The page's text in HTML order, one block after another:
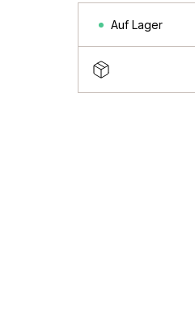
Auf Lager